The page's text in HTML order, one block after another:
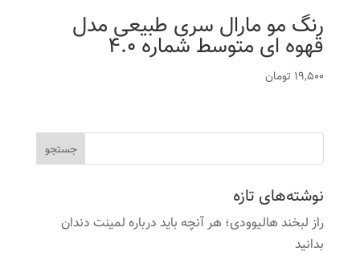
رنگ مو مارال سری طبیعی مدل
قهوه ای متوسط شماره 4.0
19,500 تومان
نوشته‌های تازه
راز لبخند هالیوودی؛ هر آنچه باید درباره لمینت دندان
بدانید